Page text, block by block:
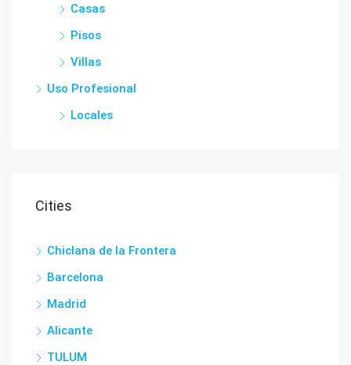
Casas
Pisos
Villas
Uso Profesional
Locales
Cities
Chiclana de la Frontera
Barcelona
Madrid
Alicante
TULUM